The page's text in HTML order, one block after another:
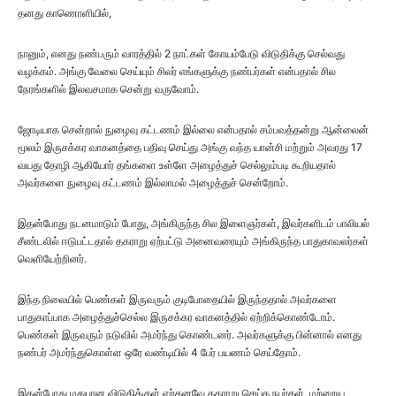
தனது காணொளியில்,
நானும், எனது நண்பரும் வாரத்தில் 2 நாட்கள் கோயம்பேடு விடுதிக்கு செல்வது
வழக்கம். அங்கு வேலை செய்யும் சிலர் எங்களுக்கு நண்பர்கள் என்பதால் சில
நேரங்களில் இலவசமாக சென்று வருவோம்.
ஜோடியாக சென்றால் நுழைவு கட்டணம் இல்லை என்பதால் சம்பவத்தன்று ஆன்லைன்
மூலம் இருசக்கர வாகனத்தை பதிவு செய்து அங்கு வந்த யான்சி மற்றும் அவரது 17
வயது தோழி ஆகியோர் தங்களை உள்ளே அழைத்துச் செல்லும்படி கூறியதால்
அவர்களை நுழைவு கட்டணம் இல்லாமல் அழைத்துச் சென்றோம்.
இதன்போது நடனமாடும் போது, அங்கிருந்த சில இளைஞர்கள், இவர்களிடம் பாலியல்
சீண்டலில் ஈடுபட்டதால் தகராறு ஏற்பட்டு அனைவரையும் அங்கிருந்த பாதுகாவலர்கள்
வெளியேற்றினர்.
இந்த நிலையில் பெண்கள் இருவரும் குடிபோதையில் இருந்ததால் அவர்களை
பாதுகாப்பாக அழைத்துச்செல்ல இருசக்கர வாகனத்தில் ஏற்றிக்கொண்டோம்.
பெண்கள் இருவரும் நடுவில் அமர்ந்து கொண்டனர். அவர்களுக்கு பின்னால் எனது
நண்பர் அமர்ந்துகொள்ள ஒரே வண்டியில் 4 பேர் பயணம் செய்தோம்.
இதன்போது மதுபான விடுதிக்குள் ஏற்கனவே தகராறு செய்த நபர்கள், மற்றைய